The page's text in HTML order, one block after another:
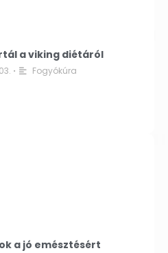
a viking diétáról
• Fogyókúra
a jó emésztésért